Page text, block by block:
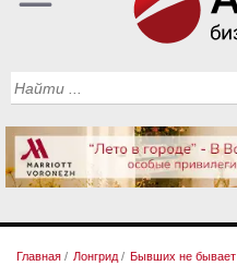
Главная / Лонгрид / Бывших не бывает